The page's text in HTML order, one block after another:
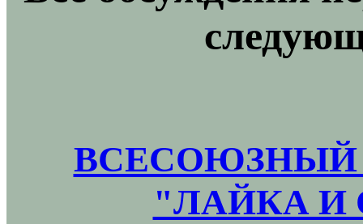
ВСЕСОЮЗНЫЙ
"ЛАЙКА И